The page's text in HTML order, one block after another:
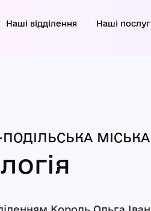
Наші відділення Наші